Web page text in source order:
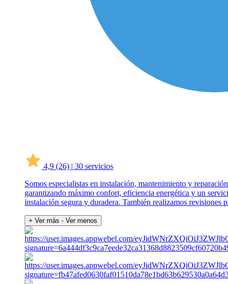
4,9 (26) | 30 servicios
Somos especialistas en instalación, mantenimiento y
garantizando máximo confort, eficiencia energética y un
instalación segura y duradera. También realizamos
+ Ver más - Ver menos